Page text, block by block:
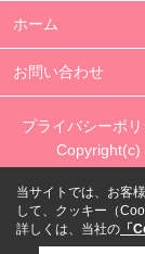
ホーム
お問い合わせ
プライバシーポ
Copyright(c)
当サイトでは、お客
して、クッキー（
詳しくは、当社の 「